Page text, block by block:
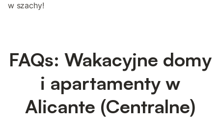
w szachy!
FAQs: Wakacyjne domy
i apartamenty w
Alicante (Centralne)